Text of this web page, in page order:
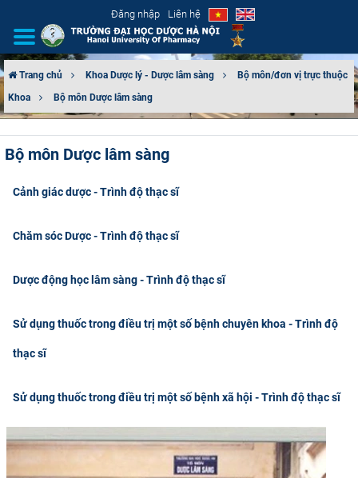
Đăng nhập Liên hệ
GIỚI THIỆU
CƠ CẤU TỔ CHỨC
TUYỂN SINH
Trang chủ Khoa Dược lý - Dược lâm sàng
Bộ môn/đơn vị trực thuộc
Khoa
Bộ môn Dược lâm sàng
Bộ môn Dược lâm sàng
Cảnh giác dược - Trình độ thạc sĩ
Chăm sóc Dược - Trình độ thạc sĩ
Dược động học lâm sàng - Trình độ thạc sĩ
Sử dụng thuốc trong điều trị một số bệnh chuyên khoa - Trình độ
thạc sĩ
Sử dụng thuốc trong điều trị một số bệnh xã hội - Trình độ thạc sĩ